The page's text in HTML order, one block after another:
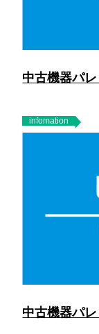
中古機器パ
infomation
中古機器パ